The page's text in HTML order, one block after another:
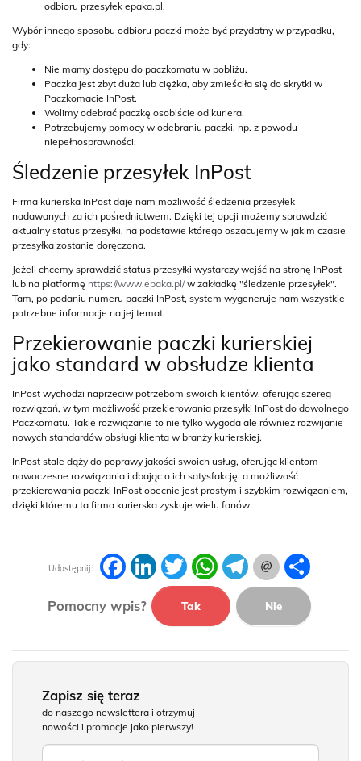
odbioru przesyłek epaka.pl.
Wybór innego sposobu odbioru paczki może być przydatny w przypadku,
gdy:
Nie mamy dostępu do paczkomatu w pobliżu.
Paczka jest zbyt duża lub ciężka, aby zmieściła się do skrytki w
Paczkomacie InPost.
Wolimy odebrać paczkę osobiście od kuriera.
Potrzebujemy pomocy w odebraniu paczki, np. z powodu
niepełnosprawności.
Śledzenie przesyłek InPost
Firma kurierska InPost daje nam możliwość śledzenia przesyłek
nadawanych za ich pośrednictwem. Dzięki tej opcji możemy sprawdzić
aktualny status przesyłki, na podstawie którego oszacujemy w jakim czasie
przesyłka zostanie doręczona.
Jeżeli chcemy sprawdzić status przesyłki wystarczy wejść na stronę InPost
lub na platformę https://www.epaka.pl/w zakładkę "śledzenie przesyłek".
Tam, po podaniu numeru paczki InPost, system wygeneruje nam wszystkie
potrzebne informacje na jej temat.
Przekierowanie paczki kurierskiej
jako standard w obsłudze klienta
InPost wychodzi naprzeciw potrzebom swoich klientów, oferując szereg
rozwiązań, w tym możliwość przekierowania przesyłki InPost do dowolnego
Paczkomatu. Takie rozwiązanie to nie tylko wygoda ale również rozwijanie
nowych standardów obsługi klienta w branży kurierskiej.
InPost stale dąży do poprawy jakości swoich usług, oferując klientom
nowoczesne rozwiązania i dbając o ich satysfakcję, a możliwość
przekierowania paczki InPost obecnie jest prostym i szybkim rozwiązaniem,
dzięki któremu ta firma kurierska zyskuje wielu fanów.
Udostępnij:
FacebookLinkedInTwitter WhatsAppTelegram
Pomocny wpis? Tak Nie
Zapisz się teraz
do naszego newslettera i otrzymuj
nowości i promocje jako pierwszy!